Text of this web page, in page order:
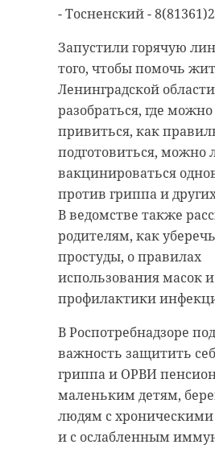
- Тосненский -
Запустили горячую
того, чтобы помочь
Ленинградской области
разобраться, где можно
привиться, как
подготовиться, можно
вакцинироваться
против гриппа и
В ведомстве также
родителям, как
простуды, о правилах
использования масок
профилактики
В Роспотребнадзоре
важность защитить
гриппа и ОРВИ
маленьким детям,
людям с
и с ослабленным